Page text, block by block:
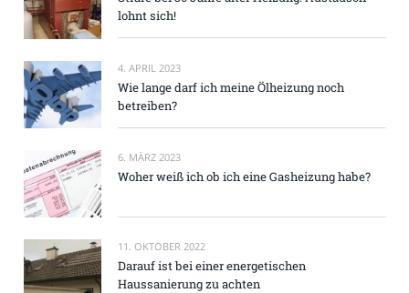
lohnt sich!
4. APRIL 2023
Wie lange darf ich meine Ölheizung noch
betreiben?
6. MÄRZ 2023
Woher weiß ich ob ich eine Gasheizung habe?
11. OKTOBER 2022
Darauf ist bei einer energetischen
Haussanierung zu achten